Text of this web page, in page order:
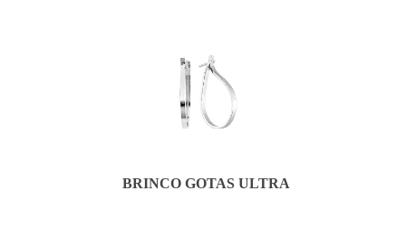
BRINCO GOTAS ULTRA